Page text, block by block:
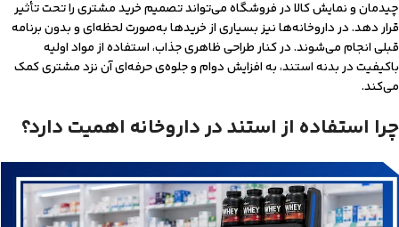
چیدمان و نمایش کالا در فروشگاه می‌تواند تصمیم خرید مشتری را تحت تأثیر
قرار دهد. در داروخانه‌ها نیز بسیاری از خریدها به‌صورت لحظه‌ای و بدون برنامه
قبلی انجام می‌شوند. در کنار طراحی ظاهری جذاب، استفاده از مواد اولیه
باکیفیت در بدنه استند، به افزایش دوام و جلوه‌ی حرفه‌ای آن نزد مشتری کمک
می‌کند.
چرا استفاده از استند در داروخانه اهمیت دارد؟